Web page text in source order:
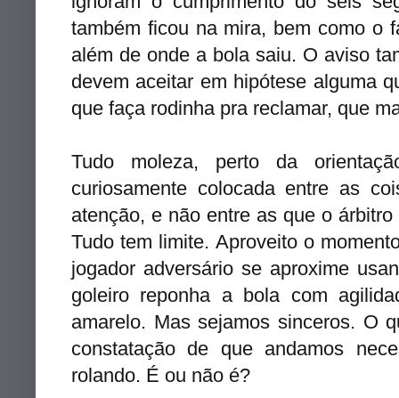
também ficou na mira, bem como o
além de onde a bola saiu. O aviso
devem aceitar em hipótese alguma
que faça rodinha pra reclamar, que
Tudo moleza, perto da
curiosamente colocada entre as
atenção, e não entre as que o
Tudo tem limite. Aproveito o
jogador adversário se aproxime
goleiro reponha a bola com
amarelo. Mas sejamos sinceros. O
constatação de que andamos
rolando. É ou não é?